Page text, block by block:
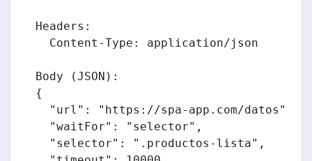
Headers:
  Content-Type: application/json
Body (JSON):
{
  "url": "https://spa-app.com/datos",
  "waitFor": "selector",
  "selector": ".productos-lista",